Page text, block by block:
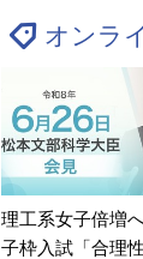
オンラ
理工系女子倍増
子枠入試「合理